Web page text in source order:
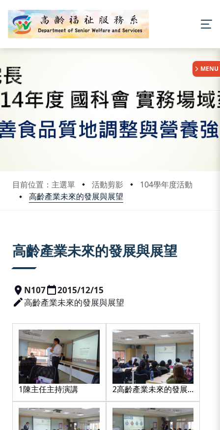
目前位置：主選單 活動剪影
104學年度活動
高齡產業未來的發展與展望
:::
MENU
高齡產業未來的發展與展望
N107
2015/12/15
高齡產業未來的發展與展望
1陳主任主持演講
2高齡產業未來的發展
與展望